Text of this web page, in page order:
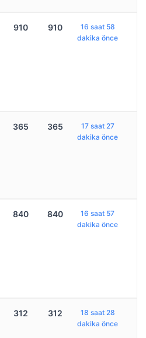
910 910
16 saat 58
dakika önce
365 365
17 saat 27
dakika önce
840 840
16 saat 57
dakika önce
312 312
18 saat 28
dakika önce